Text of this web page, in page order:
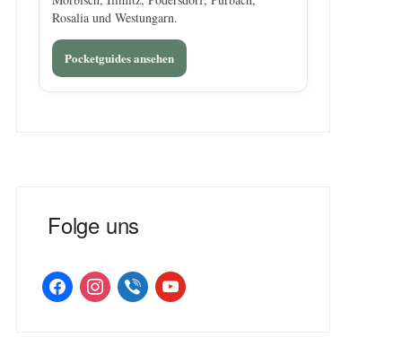
Rosalia und Westungarn.
Pocketguides ansehen
Folge uns
facebookinstagramviber youtube